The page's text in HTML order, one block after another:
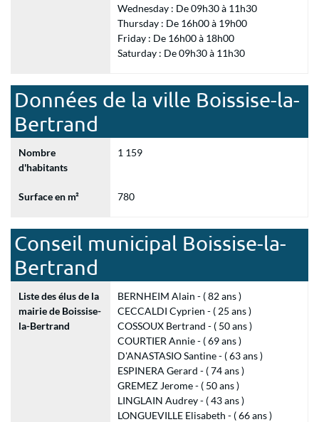
Wednesday : De 09h30 à 11h30
Thursday : De 16h00 à 19h00
Friday : De 16h00 à 18h00
Saturday : De 09h30 à 11h30
Données de la ville Boissise-la-
Bertrand
Nombre
d'habitants
1 159
Surface en m² 780
Conseil municipal Boissise-la-
Bertrand
Liste des élus de la
mairie de Boissise-
la-Bertrand
BERNHEIM Alain - ( 82 ans )
CECCALDI Cyprien - ( 25 ans )
COSSOUX Bertrand - ( 50 ans )
COURTIER Annie - ( 69 ans )
D'ANASTASIO Santine - ( 63 ans )
ESPINERA Gerard - ( 74 ans )
GREMEZ Jerome - ( 50 ans )
LINGLAIN Audrey - ( 43 ans )
LONGUEVILLE Elisabeth - ( 66 ans )